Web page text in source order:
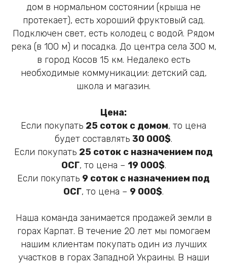
дом в нормальном состоянии (крыша не
протекает), есть хороший фруктовый сад.
Подключен свет, есть колодец с водой. Рядом
река (в 100 м) и посадка. До центра села 300 м,
в город Косов 15 км. Недалеко есть
необходимые коммуникации: детский сад,
школа и магазин.
Цена:
Если покупать 25 соток с домом, то цена
будет составлять 30 000$.
Если покупать 25 соток с назначением под
ОСГ, то цена – 19 000$.
Если покупать 9 соток с назначением под
ОСГ, то цена – 9 000$.
Наша команда занимается продажей земли в
горах Карпат. В течение 20 лет мы помогаем
нашим клиентам покупать один из лучших
участков в горах Западной Украины. В наши